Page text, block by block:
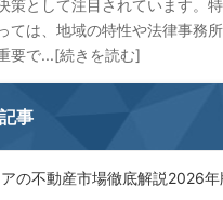
策として注目されています。
ては、地域の特性や法律事務
要で...[続きを読む]
事